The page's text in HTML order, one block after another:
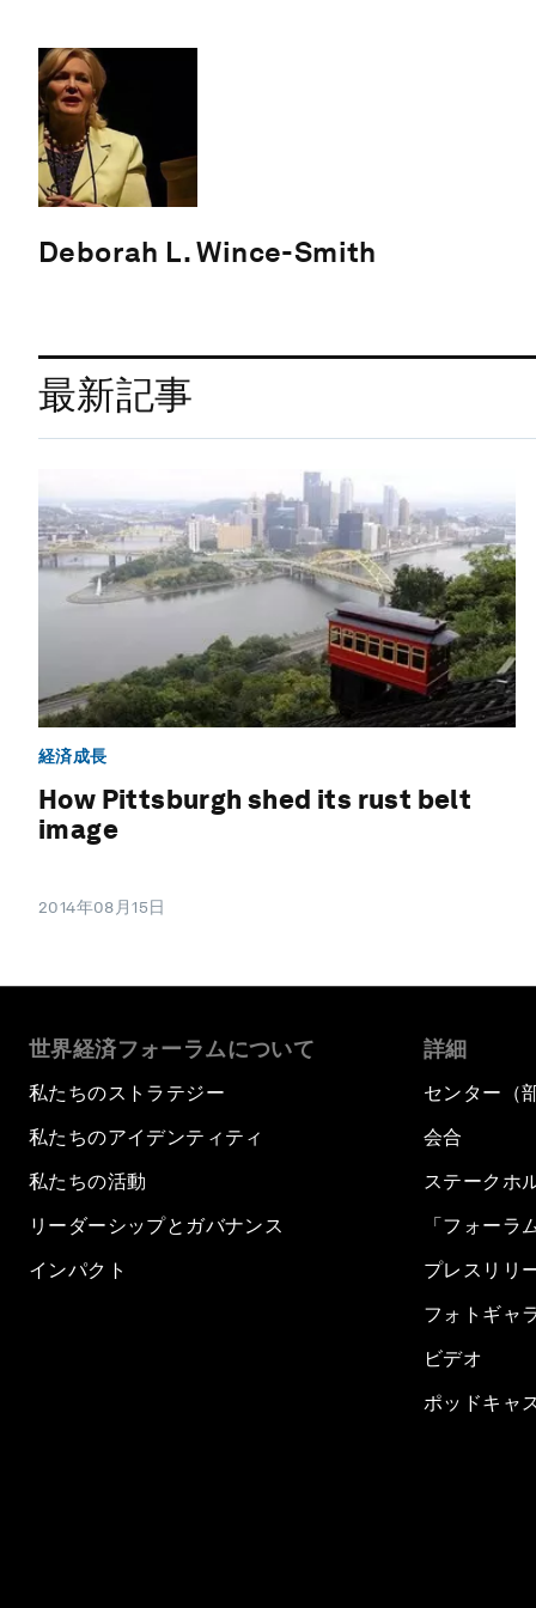
Deborah L. Wince-Smith
最新記事
経済成長
How Pittsburgh shed its rust belt
image
2014年08月15日
世界経済フォーラムについて
私たちのストラテジー
私たちのアイデンティティ
私たちの活動
リーダーシップとガバナンス
インパクト
詳細
センター（
会合
ステークホ
「フォーラ
プレスリリ
フォトギャ
ビデオ
ポッドキャ